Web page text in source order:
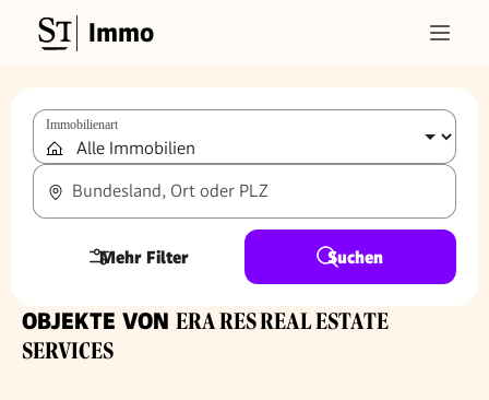
Immo
Immobilienart
Bundesland, Ort oder PLZ
Mehr Filter Suchen
OBJEKTE VON ERA RES REAL ESTATE
SERVICES